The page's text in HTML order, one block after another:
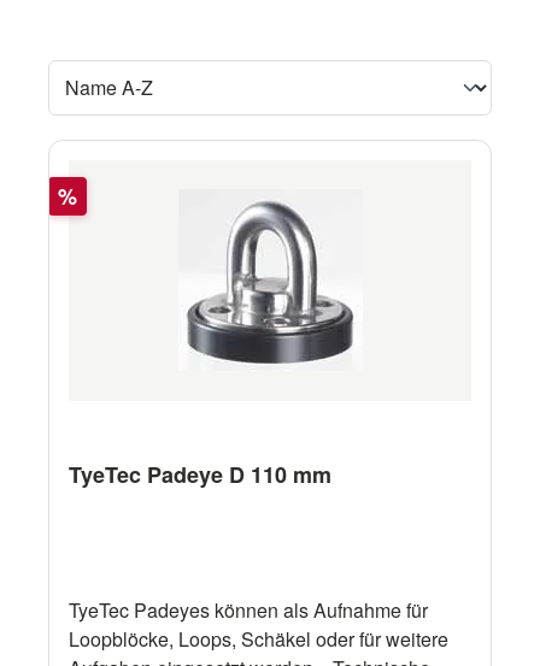
Rabatt
%
TyeTec Padeye D 110 mm
TyeTec Padeyes können als Aufnahme für
Loopblöcke, Loops, Schäkel oder für weitere